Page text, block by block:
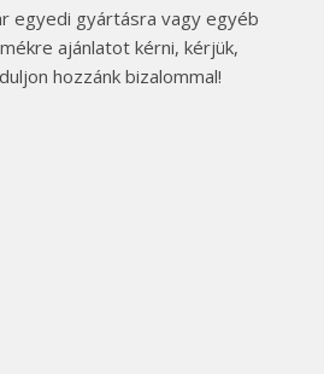
egyedi gyártásra vagy egyéb
ajánlatot kérni, kérjük,
hozzánk bizalommal!